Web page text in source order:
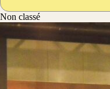
Non classé